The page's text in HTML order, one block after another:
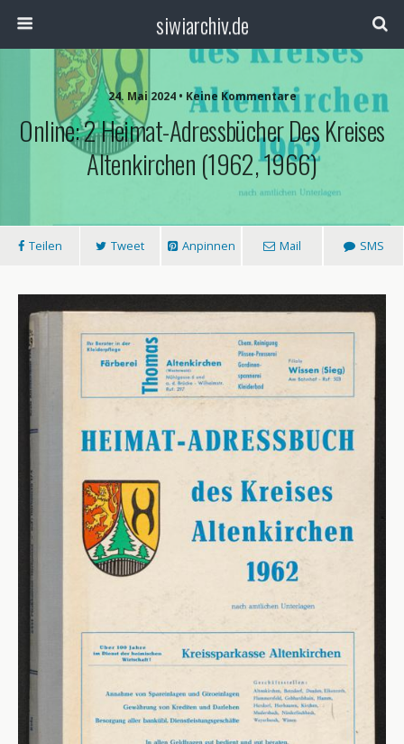
siwiarchiv.de
24. Mai 2024 • Keine Kommentare
Online: 2 Heimat-Adressbücher Des Kreises
Altenkirchen (1962, 1966)
Teilen Tweet Anpinnen Mail SMS